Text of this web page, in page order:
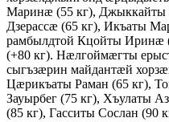
Маринæ (55 кг), Джыккайты
Дзерассæ (65 кг), Икъаты
рамбылдтой Кцойты Иринæ
(+80 кг). Нæлгоймæгты
сыгъзæрин майдантæй
Цæрикъаты Раман (65 кг),
Зауырбег (75 кг), Хъулаты
(85 кг), Гасситы Сослан (90